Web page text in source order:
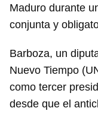
Maduro durante
conjunta y
Barboza, un
Nuevo Tiempo
como tercer
desde que el